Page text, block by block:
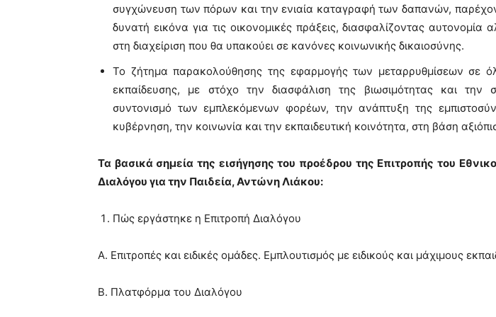
συγχώνευση των πόρων και την ενιαία καταγραφή των δαπανών,
δυνατή εικόνα για τις οικονομικές πράξεις, διασφαλίζοντας αυτονομία
στη διαχείριση που θα υπακούει σε κανόνες κοινωνικής δικαιοσύνης.
Το ζήτημα παρακολούθησης της εφαρμογής των μεταρρυθμίσεων σε
εκπαίδευσης, με στόχο την διασφάλιση της βιωσιμότητας και την
συντονισμό των εμπλεκόμενων φορέων, την ανάπτυξη της
κυβέρνηση, την κοινωνία και την εκπαιδευτική κοινότητα, στη βάση
Τα βασικά σημεία της εισήγησης του προέδρου της Επιτροπής του
Διαλόγου για την Παιδεία, Αντώνη Λιάκου:
Πώς εργάστηκε η Επιτροπή Διαλόγου
Α. Επιτροπές και ειδικές ομάδες. Εμπλουτισμός με ειδικούς και μάχιμους
Β. Πλατφόρμα του Διαλόγου